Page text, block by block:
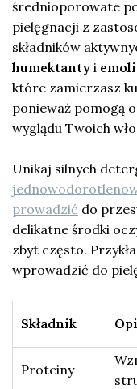
średnioporowate
pielęgnacji z
składników
humektanty i
które zamierzasz
ponieważ pomogą
wyglądu Twoich
Unikaj silnych
prowadzić do
delikatne środki
zbyt często.
wprowadzić do
Składnik
Proteiny